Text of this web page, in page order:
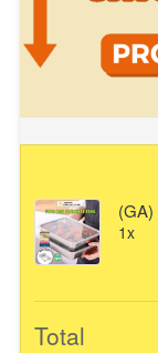
1x
Total